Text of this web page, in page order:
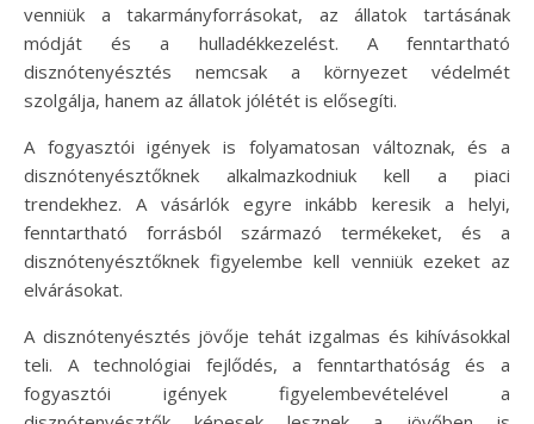
venniük a takarmányforrásokat, az állatok tartásának
módját és a hulladékkezelést. A fenntartható
disznótenyésztés nemcsak a környezet védelmét
szolgálja, hanem az állatok jólétét is elősegíti.
A fogyasztói igények is folyamatosan változnak, és a
disznótenyésztőknek alkalmazkodniuk kell a piaci
trendekhez. A vásárlók egyre inkább keresik a helyi,
fenntartható forrásból származó termékeket, és a
disznótenyésztőknek figyelembe kell venniük ezeket az
elvárásokat.
A disznótenyésztés jövője tehát izgalmas és kihívásokkal
teli. A technológiai fejlődés, a fenntarthatóság és a
fogyasztói igények figyelembevételével a